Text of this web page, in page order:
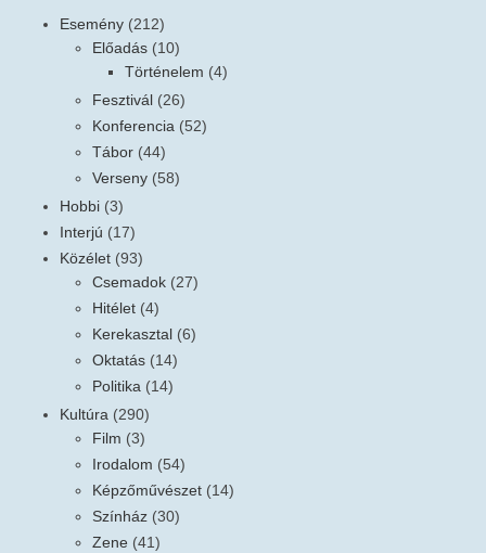
Esemény (212)
Előadás (10)
Történelem (4)
Fesztivál (26)
Konferencia (52)
Tábor (44)
Verseny (58)
Hobbi (3)
Interjú (17)
Közélet (93)
Csemadok (27)
Hitélet (4)
Kerekasztal (6)
Oktatás (14)
Politika (14)
Kultúra (290)
Film (3)
Irodalom (54)
Képzőművészet (14)
Színház (30)
Zene (41)